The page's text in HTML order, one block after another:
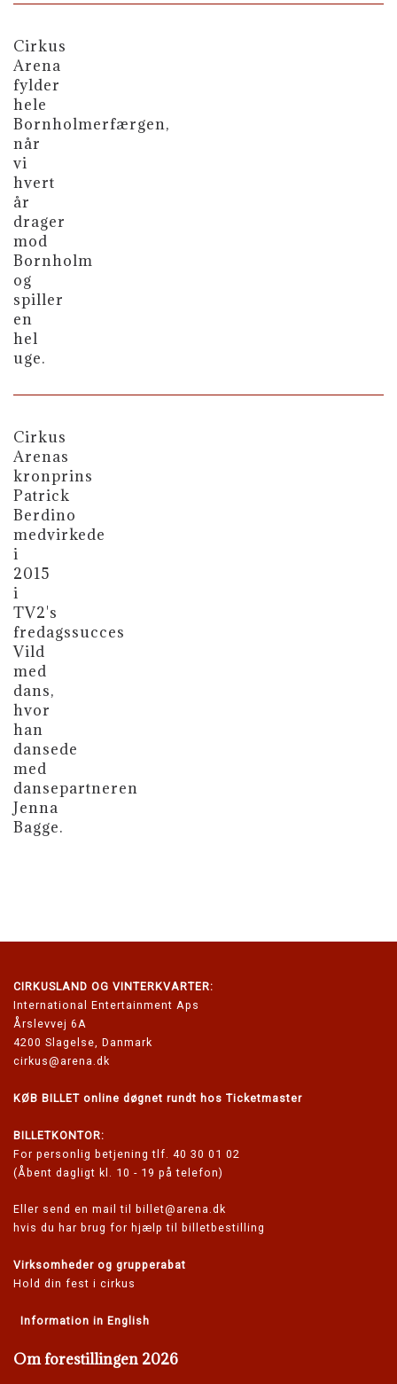
Cirkus
Arena
fylder
hele
Bornholmerfærgen,
når
vi
hvert
år
drager
mod
Bornholm
og
spiller
en
hel
uge.
Cirkus
Arenas
kronprins
Patrick
Berdino
medvirkede
i
2015
i
TV2's
fredagssucces
Vild
med
dans,
hvor
han
dansede
med
dansepartneren
Jenna
Bagge.
CIRKUSLAND OG VINTERKVARTER:
International Entertainment Aps
Årslevvej 6A
4200 Slagelse, Danmark
cirkus@arena.dk
KØB BILLET online døgnet rundt hos Ticketmaster
BILLETKONTOR:
For personlig betjening tlf. 40 30 01 02
(Åbent dagligt kl. 10 - 19 på telefon)
Eller send en mail til billet@arena.dk
hvis du har brug for hjælp til billetbestilling
Virksomheder og grupperabat
Hold din fest i cirkus
Information in English
Om forestillingen 2026